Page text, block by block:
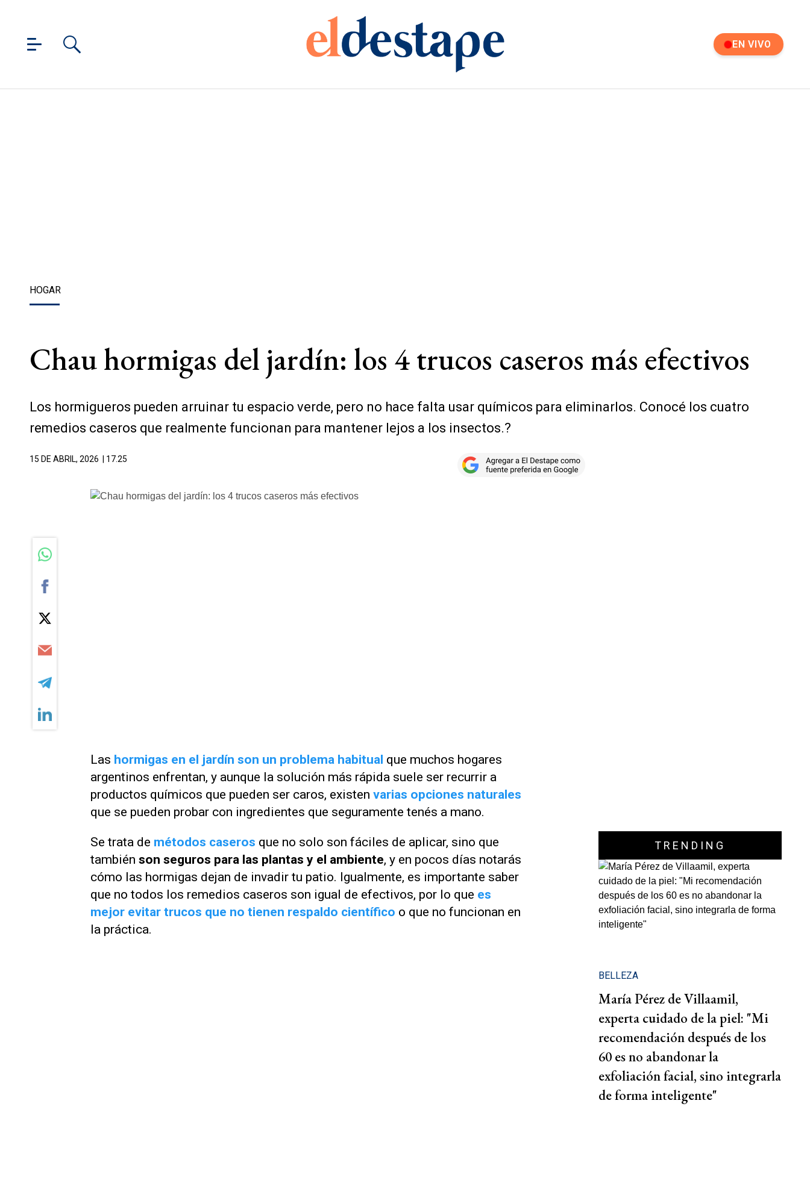
EN VIVO
HOGAR
Chau hormigas del jardín: los 4 trucos caseros más efectivos
Los hormigueros pueden arruinar tu espacio verde, pero no hace falta usar químicos para eliminarlos. Conocé los cuatro
remedios caseros que realmente funcionan para mantener lejos a los insectos.?
15 DE ABRIL, 2026 | 17.25
Las hormigas en el jardín son un problema habitual que muchos hogares
argentinos enfrentan, y aunque la solución más rápida suele ser recurrir a
productos químicos que pueden ser caros, existen varias opciones naturales
que se pueden probar con ingredientes que seguramente tenés a mano.
Se trata de métodos caseros que no solo son fáciles de aplicar, sino que
también son seguros para las plantas y el ambiente, y en pocos días notarás
cómo las hormigas dejan de invadir tu patio. Igualmente, es importante saber
que no todos los remedios caseros son igual de efectivos, por lo que es
mejor evitar trucos que no tienen respaldo científico o que no funcionan en
la práctica.
TRENDING
BELLEZA
María Pérez de Villaamil,
experta cuidado de la piel: "Mi
recomendación después de los
60 es no abandonar la
exfoliación facial, sino integrarla
de forma inteligente"